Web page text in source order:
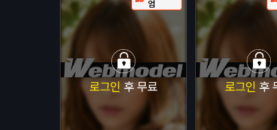
로그인 후 무료
엄
로그인 후